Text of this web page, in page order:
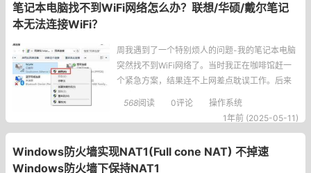
笔记本电脑找不到WiFi网络怎么办？联想/华硕/戴尔笔记
本无法连接WiFi？
周我遇到了一个特别烦人的问题-我的笔记本电脑
突然找不到WiFi网络了。当时我正在咖啡馆赶一
个紧急方案，结果连不上网差点耽误工作。后来
折腾了好久才解决，今天就把我总结的经验分享
给大家，希望能帮到遇到同样问题的朋友。先搞
568阅读 0评论
操作系统
1年前 (2025-05-11)
Windows防火墙实现NAT1(Full cone NAT) 不掉速
Windows防火墙下保持NAT1